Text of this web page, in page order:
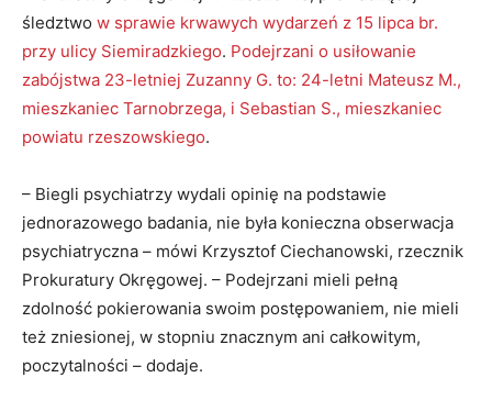
śledztwo w sprawie krwawych wydarzeń z 15 lipca br.
przy ulicy Siemiradzkiego. Podejrzani o usiłowanie
zabójstwa 23-letniej Zuzanny G. to: 24-letni Mateusz M.,
mieszkaniec Tarnobrzega, i Sebastian S., mieszkaniec
powiatu rzeszowskiego.
– Biegli psychiatrzy wydali opinię na podstawie
jednorazowego badania, nie była konieczna obserwacja
psychiatryczna – mówi Krzysztof Ciechanowski, rzecznik
Prokuratury Okręgowej. – Podejrzani mieli pełną
zdolność pokierowania swoim postępowaniem, nie mieli
też zniesionej, w stopniu znacznym ani całkowitym,
poczytalności – dodaje.